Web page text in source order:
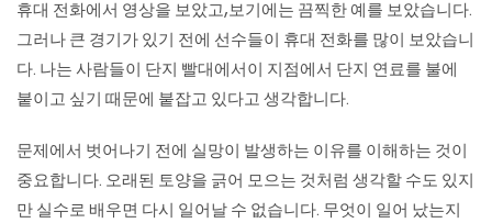
휴대 전화에서 영상을 보았고,보기에는 끔찍한 예를 보았습니다.
그러나 큰 경기가 있기 전에 선수들이 휴대 전화를 많이 보았습니
다. 나는 사람들이 단지 빨대에서이 지점에서 단지 연료를 불에
붙이고 싶기 때문에 붙잡고 있다고 생각합니다.
문제에서 벗어나기 전에 실망이 발생하는 이유를 이해하는 것이
중요합니다. 오래된 토양을 긁어 모으는 것처럼 생각할 수도 있지
만 실수로 배우면 다시 일어날 수 없습니다. 무엇이 일어 났는지